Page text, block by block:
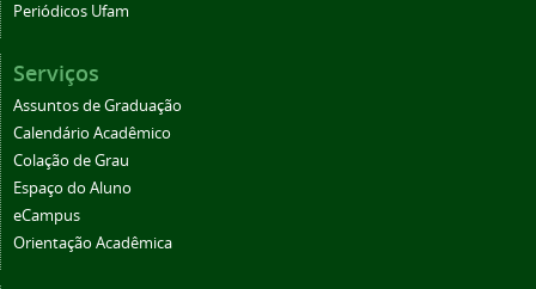
Periódicos Ufam
Serviços
Assuntos de Graduação
Calendário Acadêmico
Colação de Grau
Espaço do Aluno
eCampus
Orientação Acadêmica